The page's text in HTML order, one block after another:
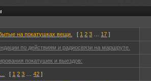
на покатушках вещи. [ 1 2 3 17 ]
по действиям и радиосвязи на маршруте.
покатушек и выездов:
[ 1 2 3 …42 ]